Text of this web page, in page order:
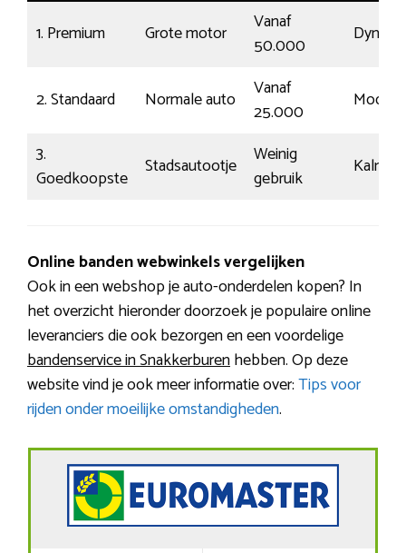
1. Premium Grote motor
Vanaf
50.000
2. Standaard Normale auto
Vanaf
25.000
Modaal
3.
Goedkoopste
Stadsautootje
Weinig
gebruik
Kalm
Online banden webwinkels vergelijken
Ook in een webshop je auto-onderdelen kopen? In
het overzicht hieronder doorzoek je populaire online
leveranciers die ook bezorgen en een voordelige
bandenservice in Snakkerburenhebben. Op deze
website vind je ook meer informatie over:Tips voor
rijden onder moeilijke omstandigheden.